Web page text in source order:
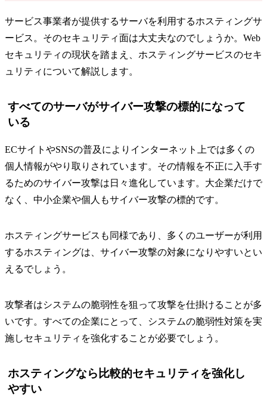
サービス事業者が提供するサーバを利用するホスティングサ
ービス。そのセキュリティ面は大丈夫なのでしょうか。Web
セキュリティの現状を踏まえ、ホスティングサービスのセキ
ュリティについて解説します。
すべてのサーバがサイバー攻撃の標的になって
いる
ECサイトやSNSの普及によりインターネット上では多くの
個人情報がやり取りされています。その情報を不正に入手す
るためのサイバー攻撃は日々進化しています。大企業だけで
なく、中小企業や個人もサイバー攻撃の標的です。
ホスティングサービスも同様であり、多くのユーザーが利用
するホスティングは、サイバー攻撃の対象になりやすいとい
えるでしょう。
攻撃者はシステムの脆弱性を狙って攻撃を仕掛けることが多
いです。すべての企業にとって、システムの脆弱性対策を実
施しセキュリティを強化することが必要でしょう。
ホスティングなら比較的セキュリティを強化し
やすい